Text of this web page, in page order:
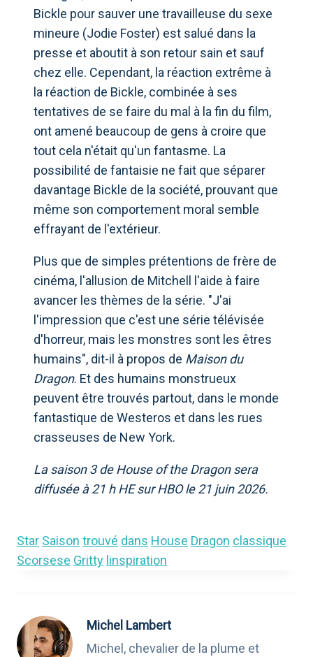
Bickle pour sauver une travailleuse du sexe
mineure (Jodie Foster) est salué dans la
presse et aboutit à son retour sain et sauf
chez elle. Cependant, la réaction extrême à
la réaction de Bickle, combinée à ses
tentatives de se faire du mal à la fin du film,
ont amené beaucoup de gens à croire que
tout cela n'était qu'un fantasme. La
possibilité de fantaisie ne fait que séparer
davantage Bickle de la société, prouvant que
même son comportement moral semble
effrayant de l'extérieur.
Plus que de simples prétentions de frère de
cinéma, l'allusion de Mitchell l'aide à faire
avancer les thèmes de la série. "J'ai
l'impression que c'est une série télévisée
d'horreur, mais les monstres sont les êtres
humains", dit-il à propos de Maison du
Dragon. Et des humains monstrueux
peuvent être trouvés partout, dans le monde
fantastique de Westeros et dans les rues
crasseuses de New York.
La saison 3 de House of the Dragon sera
diffusée à 21 h HE sur HBO le 21 juin 2026.
Star Saison trouvé dans House Dragon classique
Scorsese Gritty linspiration
Michel Lambert
Michel, chevalier de la plume et